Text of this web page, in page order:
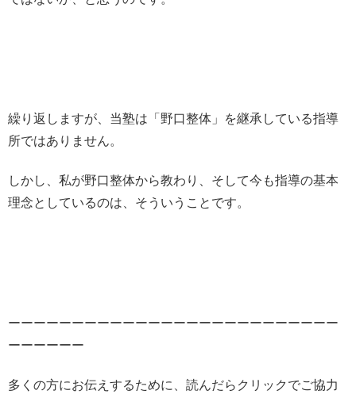
繰り返しますが、当塾は「野口整体」を継承している指導
所ではありません。
しかし、私が野口整体から教わり、そして今も指導の基本
理念としているのは、そういうことです。
ーーーーーーーーーーーーーーーーーーーーーーーーーー
ーーーーーー
多くの方にお伝えするために、読んだらクリックでご協力